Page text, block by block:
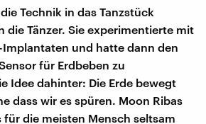
Technik in das Tanzstück
die Tänzer. Sie experimentierte mit
und hatte dann den
für Erdbeben zu
Idee dahinter: Die Erde bewegt
dass wir es spüren. Moon Ribas
die meisten Mensch seltsam